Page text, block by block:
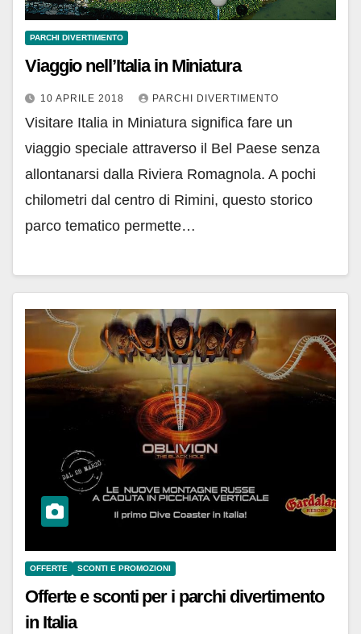
PARCHI DIVERTIMENTO
Viaggio nell’Italia in Miniatura
10 APRILE 2018 PARCHI DIVERTIMENTO
Visitare Italia in Miniatura significa fare un
viaggio speciale attraverso il Bel Paese senza
allontanarsi dalla Riviera Romagnola. A pochi
chilometri dal centro di Rimini, questo storico
parco tematico permette…
OFFERTE SCONTI E PROMOZIONI
Offerte e sconti per i parchi divertimento
in Italia